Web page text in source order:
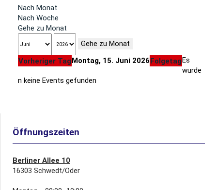
Nach Monat
Nach Woche
Gehe zu Monat
Gehe zu Monat
Vorheriger TagMontag, 15. Juni 2026FolgetagEs
wurde
n keine Events gefunden
Öffnungszeiten
Berliner Allee 10
16303 Schwedt/Oder